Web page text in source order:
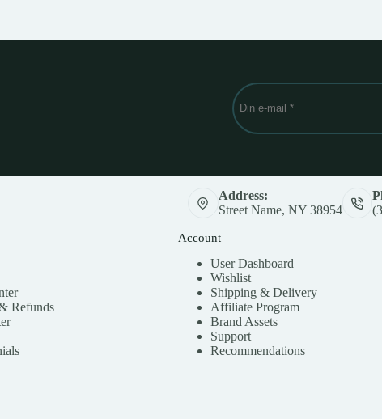
Address:
Street Name, NY 38954
Refunds
Account
User Dashboard
Wishlist
Shipping & Delivery
Affiliate Program
Brand Assets
Support
Recommendations